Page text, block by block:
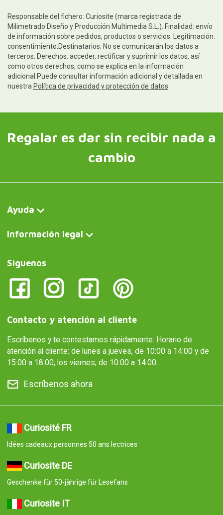
Responsable del fichero: Curiosite (marca registrada de
Milimetrado Diseño y Producción Multimedia S.L.). Finalidad: envío
de información sobre pedidos, productos o servicios. Legitimación:
consentimiento.Destinatarios: No se comunicarán los datos a
terceros. Derechos: acceder, rectificar y suprimir los datos, así
como otros derechos, como se explica en la información
adicional.Puede consultar información adicional y detallada en
nuestra Política de privacidad y protección de datos
Regalar es dar sin recibir nada a
cambio
Ayuda
Información legal
Síguenos
Contacto y atención al cliente
Escríbenos y te contestamos rápidamente. Horario de
atención al cliente: de lunes a jueves, de 10:00 a 14:00 y de
15:00 a 18:00; los viernes, de 10:00 a 14:00.
Escríbenos ahora
Curiosité FR
Idées cadeaux personnes 50 ans lectrices
Curiosite DE
Geschenke für 50-jährige für Lesefans
Curiosite IT